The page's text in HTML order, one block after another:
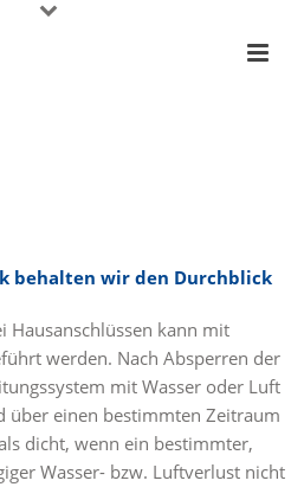
behalten wir den Durchblick
Hausanschlüssen kann mit
werden. Nach Absperren der
mit Wasser oder Luft
über einen bestimmten Zeitraum
dicht, wenn ein bestimmter,
Wasser- bzw. Luftverlust nicht